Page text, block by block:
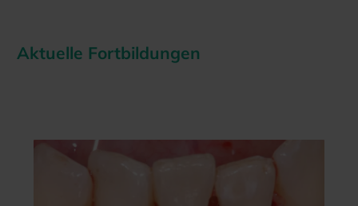
Aktuelle Fortbildungen